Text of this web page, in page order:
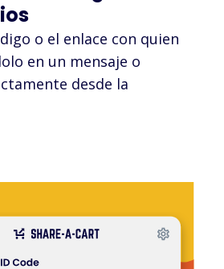
o el enlace con quien
en un mensaje o
desde la